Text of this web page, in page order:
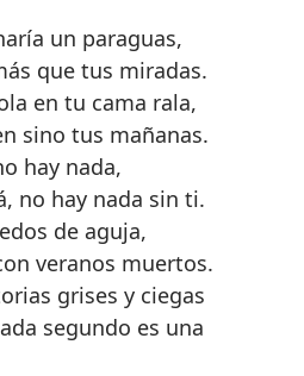
un paraguas,
que tus miradas.
en tu cama rala,
sino tus mañanas.
hay nada,
no hay nada sin ti.
de aguja,
veranos muertos.
grises y ciegas
segundo es una